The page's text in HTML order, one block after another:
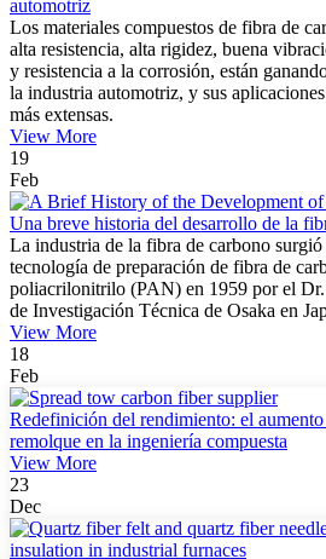
automotriz
Los materiales compuestos de fibra de
alta resistencia, alta rigidez, buena
y resistencia a la corrosión, están
la industria automotriz, y sus
más extensas.
View More
19
Feb
Una breve historia del desarrollo de la
La industria de la fibra de carbono
tecnología de preparación de fibra de
poliacrilonitrilo (PAN) en 1959 por el
de Investigación Técnica de Osaka en
View More
18
Feb
Redefinición del rendimiento: el
remolque en la ingeniería compuesta
View More
23
Dec